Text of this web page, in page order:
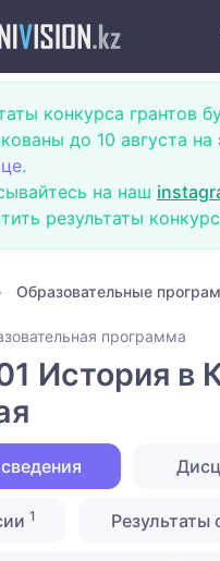
конкурса грантов
до 10 августа на
.
на наш
результаты
Образовательные
программа
История в
1 Результаты